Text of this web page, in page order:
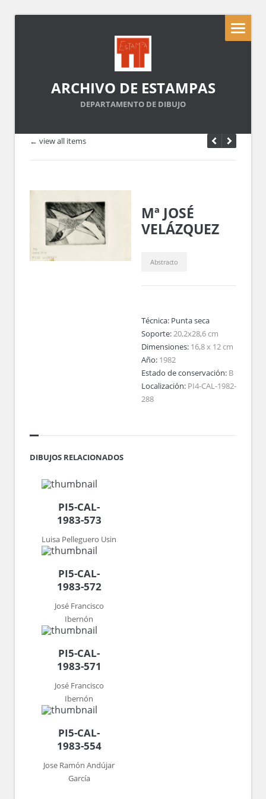
ARCHIVO DE ESTAMPAS
DEPARTAMENTO DE DIBUJO
← view all items
Mª JOSÉ
VELÁZQUEZ
Abstracto
Técnica: Punta seca
Soporte:20,2x28,6 cm
Dimensiones: 16,8 x 12 cm
Año: 1982
Estado de conservación: B
Localización: PI4-CAL-1982-
288
DIBUJOS RELACIONADOS
PI5-CAL-
1983-573
Luisa Pelleguero Usin
PI5-CAL-
1983-572
José Francisco
Ibernón
PI5-CAL-
1983-571
José Francisco
Ibernón
PI5-CAL-
1983-554
Jose Ramón Andújar
García